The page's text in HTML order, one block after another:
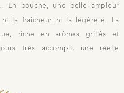
En bouche, une belle ampleur
ni la fraîcheur ni la légèreté. La
riche en arômes grillés et
très accompli, une réelle